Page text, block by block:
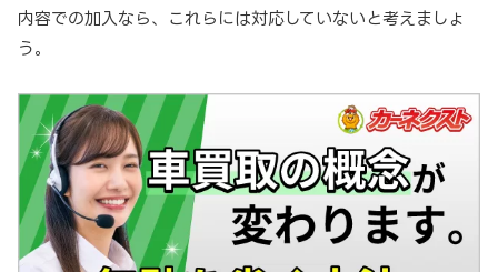
内容での加入なら、これらには対応していないと考えましょ
う。